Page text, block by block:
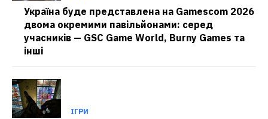
Україна буде представлена на Gamescom 2026
двома окремими павільйонами: серед
учасників — GSC Game World, Burny Games та
інші
ІГРИ